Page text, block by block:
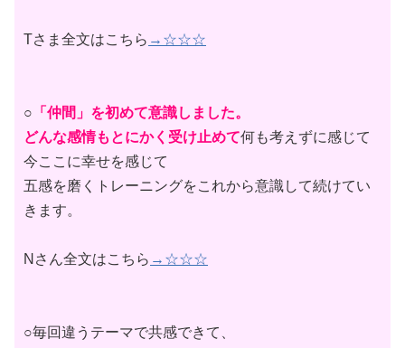
Tさま全文はこちら →☆☆☆
○ 「仲間」を初めて意識しました。
どんな感情もとにかく受け止めて何も考えずに感じて
今ここに幸せを感じて
五感を磨くトレーニングをこれから意識して続けてい
きます。
Nさん全文はこちら →☆☆☆
○毎回違うテーマで共感できて、